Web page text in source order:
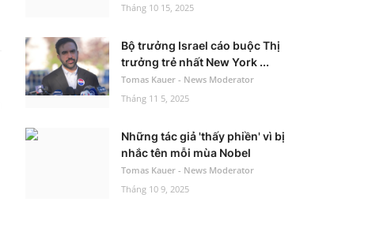
Tháng 10 15, 2025
Bộ trưởng Israel cáo buộc Thị
trưởng trẻ nhất New York ...
Tomas Kauer - News Moderator
Tháng 11 5, 2025
Những tác giả 'thấy phiền' vì bị
nhắc tên mỗi mùa Nobel
Tomas Kauer - News Moderator
Tháng 10 9, 2025